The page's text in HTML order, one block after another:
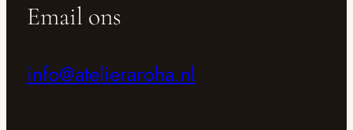
Email ons
info@atelieraroha.nl